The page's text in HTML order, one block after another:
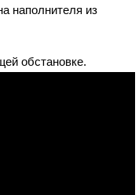
наполнителя из
обстановке.